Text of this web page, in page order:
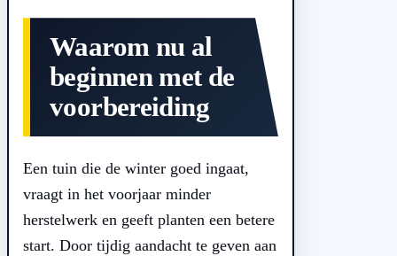
Waarom nu al
beginnen met de
voorbereiding
Een tuin die de winter goed ingaat,
vraagt in het voorjaar minder
herstelwerk en geeft planten een betere
start. Door tijdig aandacht te geven aan